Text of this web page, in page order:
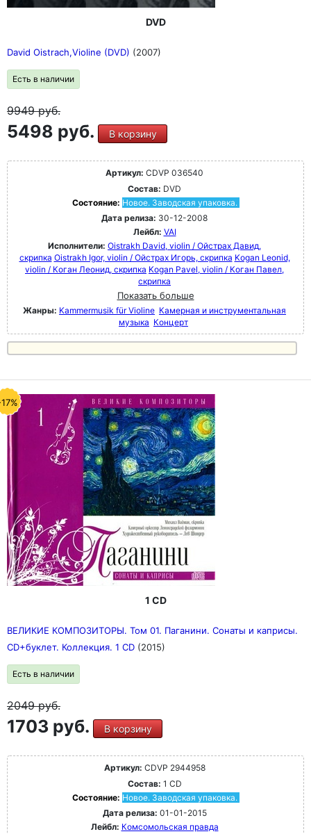
DVD
David Oistrach,Violine (DVD) (2007)
Есть в наличии
9949руб.
5498 руб. В корзину
Артикул: CDVP 036540
Состав: DVD
Состояние: Новое. Заводская упаковка.
Дата релиза: 30-12-2008
Лейбл: VAI
Исполнители: Oistrakh David, violin / Ойстрах Давид,
скрипка Oistrakh Igor, violin / Ойстрах Игорь, скрипка Kogan Leonid,
violin / Коган Леонид, скрипка Kogan Pavel, violin / Коган Павел,
скрипка
Показать больше
Жанры: Kammermusik für Violine Камерная и инструментальная
музыка Концерт
1 CD
ВЕЛИКИЕ КОМПОЗИТОРЫ. Том 01. Паганини. Сонаты и каприсы.
CD+буклет. Коллекция. 1 CD (2015)
Есть в наличии
2049руб.
1703 руб. В корзину
Артикул: CDVP 2944958
Состав: 1 CD
Состояние: Новое. Заводская упаковка.
Дата релиза: 01-01-2015
Лейбл: Комсомольская правда